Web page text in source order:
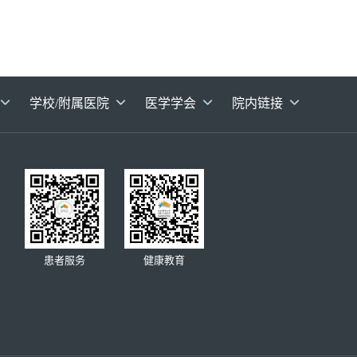
学校/附属医院 医学学会 院内链接
患者服务 健康教育